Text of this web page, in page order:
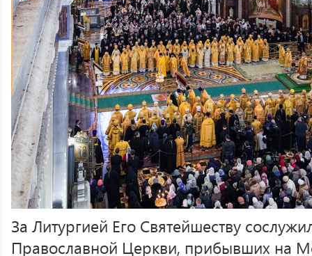
За Литургией Его Святейшеству
Православной Церкви, прибывших на